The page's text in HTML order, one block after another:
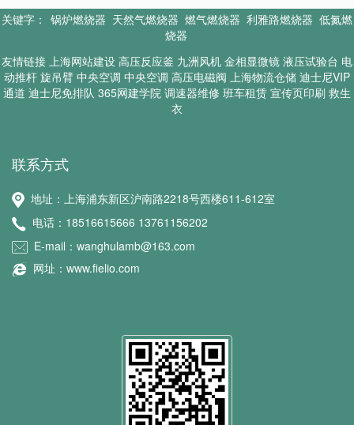
关键字： 锅炉燃烧器 天然气燃烧器 燃气燃烧器 利雅路燃烧器 低氮燃
烧器
友情链接 上海网站建设 高压反应釜 九洲风机 金相显微镜 液压试验台 电
动推杆 旋吊臂 中央空调 中央空调 高压电磁阀 上海物流仓储 迪士尼VIP
通道 迪士尼免排队 365网建学院 调速器维修 班车租赁 宣传页印刷 救生
衣
联系方式
地址：上海浦东新区沪南路2218号西楼611-612室
电话：18516615666 13761156202
E-mail：wanghulamb@163.com
网址：www.fielio.com